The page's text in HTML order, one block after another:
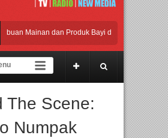
dan Produk Bayi dari Seluruh Dunia, IBTE
Industri Gifts dan Housewares Asia
Lokal, BIRKENSTOCK INDONESIA
dan Produk Bayi dari Seluruh Dunia, IBTE
The Scene:
Numpak